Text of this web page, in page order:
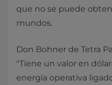
que no se puede
mundos.
Don Bohner de Tetra
"Tiene un valor en
energía operativa